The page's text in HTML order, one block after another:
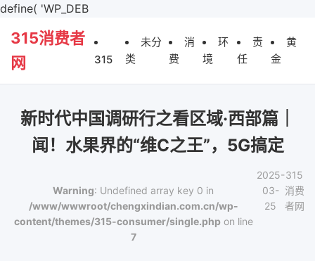
define( 'WP_DEB
315消费者
网
315
未分
类
消
费
环
境
责
任
黄
金
新时代中国调研行之看区域·西部篇｜
闻！水果界的“维C之王”，5G搞定
Warning: Undefined array key 0 in
/www/wwwroot/chengxindian.com.cn/wp-
content/themes/315-consumer/single.phpon line
7
2025-
03-
25
315
消费
者网